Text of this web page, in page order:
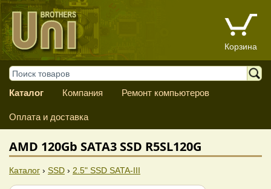
Корзина
Каталог Компания Ремонт компьютеров
Оплата и доставка
AMD 120Gb SATA3 SSD R5SL120G
Каталог › SSD › 2.5" SSD SATA-III